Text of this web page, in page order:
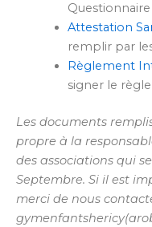
Attestation
remplir par
Règlement
signer le
Les documents
propre à la
des associations qui
Septembre. Si il est
merci de nous